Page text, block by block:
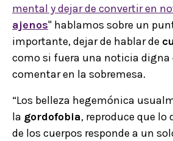
mental y dejar de convertir en
ajenos" hablamos sobre un
importante, dejar de hablar de
como si fuera una noticia digna
comentar en la sobremesa.
“Los belleza hegemónica
la gordofobia, reproduce que lo
de los cuerpos responde a un